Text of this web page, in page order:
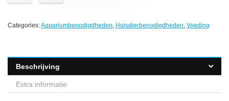
Categories:Aquariumbenodigdheden, Huisdierbenodigdheden, Voeding
Beschrijving
Extra informatie